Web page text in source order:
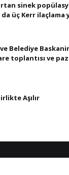
sinek
üç Kerr ilaçlama
Belediye
toplantısı ve
Aşılır